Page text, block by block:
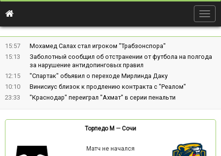
15:57
Мохамед Салах стал игроком "Трабзонспора"
15:13
Заболотный сообщил об отстранении от футбола на полгода
за нарушение антидопинговых правил
12:15
"Спартак" объявил о переходе Мирлинда Даку
10:10
Винисиус близок к продлению контракта с "Реалом"
23:33
"Краснодар" переиграл "Ахмат" в серии пенальти
Торпедо М — Сочи
Матч не начался